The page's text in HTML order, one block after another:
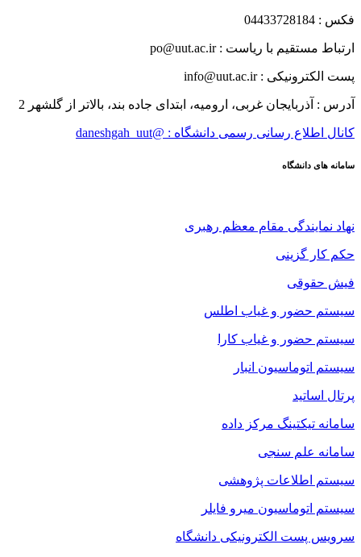
فکس : 04433728184
ارتباط مستقیم با ریاست : po@uut.ac.ir
پست الکترونیکی : info@uut.ac.ir
آدرس : آذربایجان غربی، ارومیه، ابتدای جاده بند، بالاتر از گلشهر 2
کانال اطلاع رسانی رسمی دانشگاه : @daneshgah_uut
سامانه های دانشگاه
نهاد نمایندگی مقام معظم رهبری
حکم کار گزینی
فیش حقوقی
سیستم حضور و غیاب اطلس
سیستم حضور و غیاب کارا
سیستم اتوماسیون انبار
پرتال اساتید
سامانه تیکتینگ مرکز داده
سامانه علم سنجی
سیستم اطلاعات پژوهشی
سیستم اتوماسیون میرو فایلر
سرویس پست الکترونیکی دانشگاه